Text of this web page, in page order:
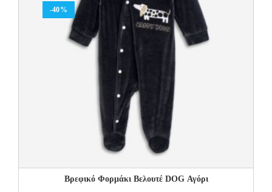
-40%
Βρεφικό Φορμάκι Βελουτέ DOG Αγόρι